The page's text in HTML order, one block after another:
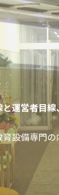
運営者目線、
設備専門
運営者目線、
設備専門
運営者目線、
設備専門